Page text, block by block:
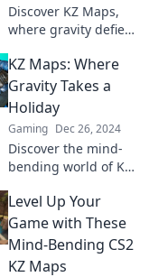
Discover KZ Maps,
where gravity defies
bending terrains
and unlock the
secrets of gravity-
defying adventures.
KZ Maps: Where
Gravity Takes a
Holiday
Gaming Dec 26, 2024
Discover the mind-
bending world of KZ
defies logic and
adventure awaits at
every turn! Dive into
the thrill!
Level Up Your
Game with These
Mind-Bending CS2
KZ Maps